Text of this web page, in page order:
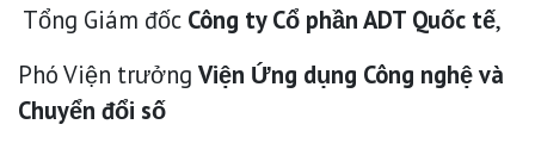
Tổng Giám đốc Công ty Cổ phần ADT Quốc tế,
Phó Viện trưởng Viện Ứng dụng Công nghệ và
Chuyển đổi số